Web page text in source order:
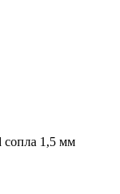
сопла 1,5 мм